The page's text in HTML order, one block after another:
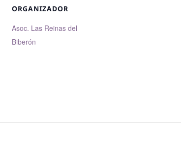
ORGANIZADOR
Asoc. Las Reinas del
Biberón